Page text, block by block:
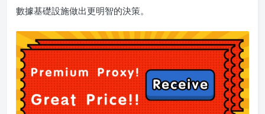
數據基礎設施做出更明智的決策。